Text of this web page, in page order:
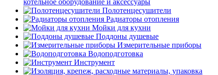
котельное оборудование и аксессуары
Полотенцесушители
Радиаторы отопления
Мойки для кухни
Поддоны душевые
Измерительные приборы
Водоподготовка
Инструмент